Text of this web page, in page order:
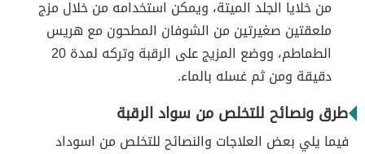
من خلايا الجلد الميتة، ويمكن استخدامه من خلال مزج
ملعقتين صغيرتين من الشوفان المطحون مع هريس
الطماطم، ووضع المزيج على الرقبة وتركه لمدة 20
دقيقة ومن ثم غسله بالماء.
طرق ونصائح للتخلص من سواد الرقبة
فيما يلي بعض العلاجات والنصائح للتخلص من اسوداد